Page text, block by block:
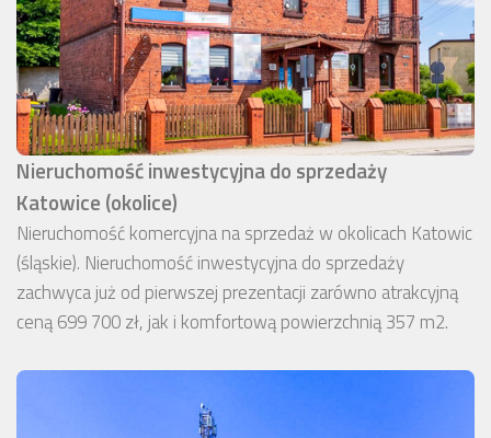
Nieruchomość inwestycyjna do sprzedaży
Katowice (okolice)
Nieruchomość komercyjna na sprzedaż w okolicach Katowic
(śląskie). Nieruchomość inwestycyjna do sprzedaży
zachwyca już od pierwszej prezentacji zarówno atrakcyjną
ceną 699 700 zł, jak i komfortową powierzchnią 357 m2.